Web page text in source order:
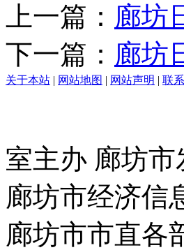
上一篇： 廊坊
下一篇： 廊坊
关于本站 | 网站地图 | 网站声明 | 联
室主办 廊坊
廊坊市经济信
廊坊市市直